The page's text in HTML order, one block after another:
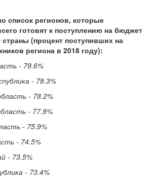
список регионов, которые
готовят к поступлению на бюджет
(процент поступивших на
региона в 2018 году):
- 79.6%
- 78.3%
- 78.2%
- 77.9%
- 75.9%
- 74.5%
- 73.5%
- 73.4%